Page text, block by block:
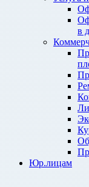
в
Юр.лицам